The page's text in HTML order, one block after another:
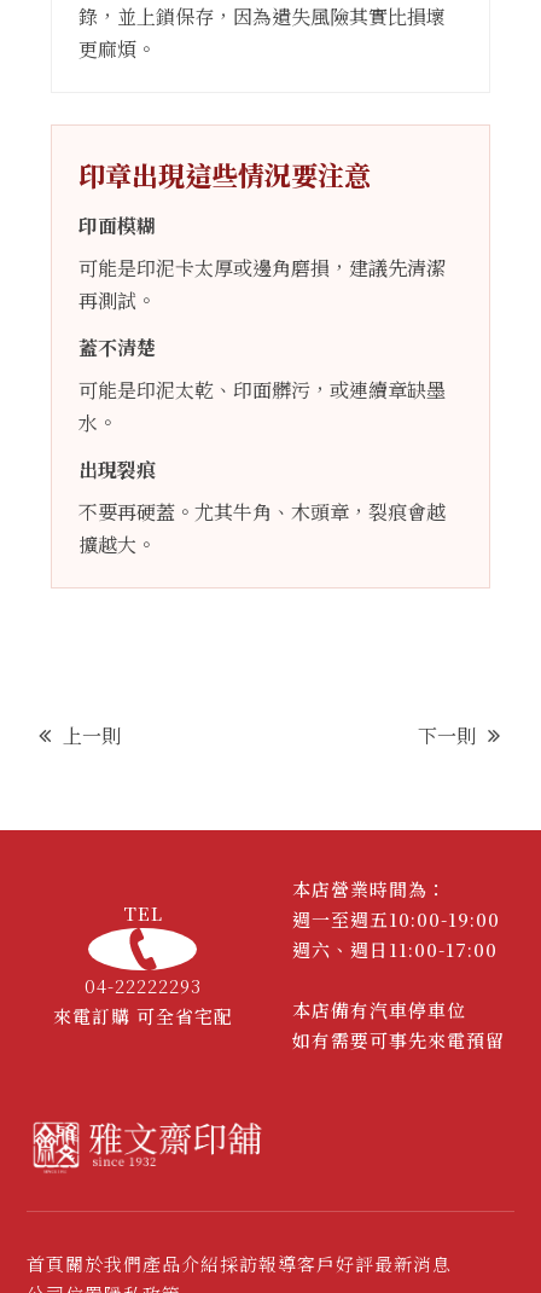
錄，並上鎖保存，因為遺失風險其實比損壞
更麻煩。
印章出現這些情況要注意
印面模糊
可能是印泥卡太厚或邊角磨損，建議先清潔
再測試。
蓋不清楚
可能是印泥太乾、印面髒污，或連續章缺墨
水。
出現裂痕
不要再硬蓋。尤其牛角、木頭章，裂痕會越
擴越大。
上一則 下一則
首頁關於我們產品介紹採訪報導客戶好評最新消息
TEL
04-22222293
來電訂購 可全省宅配
本店營業時間為：
週一至週五10:00-19:00
週六、週日11:00-17:00
本店備有汽車停車位
如有需要可事先來電預留